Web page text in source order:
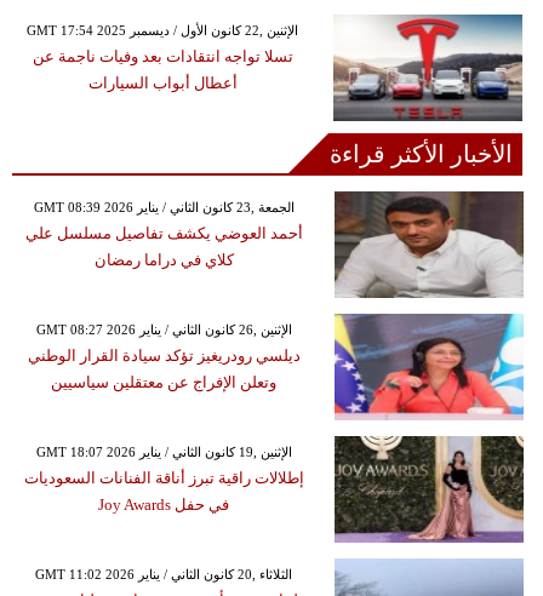
GMT 17:54 2025 الإثنين ,22 كانون الأول / ديسمبر
تسلا تواجه انتقادات بعد وفيات ناجمة عن
أعطال أبواب السيارات
الأخبار الأكثر قراءة
GMT 08:39 2026 الجمعة ,23 كانون الثاني / يناير
أحمد العوضي يكشف تفاصيل مسلسل علي
كلاي في دراما رمضان
GMT 08:27 2026 الإثنين ,26 كانون الثاني / يناير
ديلسي رودريغيز تؤكد سيادة القرار الوطني
وتعلن الإفراج عن معتقلين سياسيين
GMT 18:07 2026 الإثنين ,19 كانون الثاني / يناير
إطلالات راقية تبرز أناقة الفنانات السعوديات
في حفل Joy Awards
GMT 11:02 2026 الثلاثاء ,20 كانون الثاني / يناير